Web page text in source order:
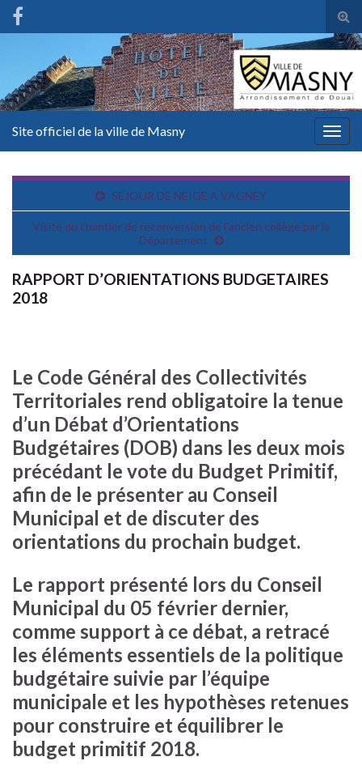
Site officiel de la ville de Masny
SEJOUR DE NEIGE A VAGNEY
Visite du chantier de reconversion de l’ancien collège par le
Département
RAPPORT D’ORIENTATIONS BUDGETAIRES
2018
Le Code Général des Collectivités
Territoriales rend obligatoire la tenue
d’un Débat d’Orientations
Budgétaires (DOB) dans les deux mois
précédant le vote du Budget Primitif,
afin de le présenter au Conseil
Municipal et de discuter des
orientations du prochain budget.
Le rapport présenté lors du Conseil
Municipal du 05 février dernier,
comme support à ce débat, a retracé
les éléments essentiels de la politique
budgétaire suivie par l’équipe
municipale et les hypothèses retenues
pour construire et équilibrer le
budget primitif 2018.